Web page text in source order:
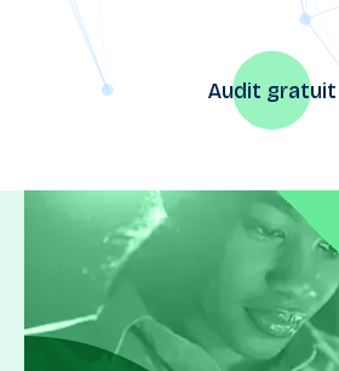
Audit gratuit